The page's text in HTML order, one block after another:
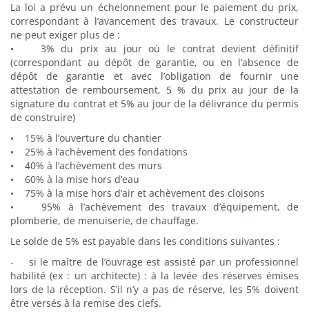
La loi a prévu un échelonnement pour le paiement du prix,
correspondant à l’avancement des travaux. Le constructeur
ne peut exiger plus de :
• 3% du prix au jour où le contrat devient définitif
(correspondant au dépôt de garantie, ou en l’absence de
dépôt de garantie et avec l’obligation de fournir une
attestation de remboursement, 5 % du prix au jour de la
signature du contrat et 5% au jour de la délivrance du permis
de construire)
• 15% à l’ouverture du chantier
• 25% à l’achèvement des fondations
• 40% à l’achèvement des murs
• 60% à la mise hors d’eau
• 75% à la mise hors d’air et achèvement des cloisons
• 95% à l’achèvement des travaux d’équipement, de
plomberie, de menuiserie, de chauffage.
Le solde de 5% est payable dans les conditions suivantes :
- si le maître de l’ouvrage est assisté par un professionnel
habilité (ex : un architecte) : à la levée des réserves émises
lors de la réception. S’il n’y a pas de réserve, les 5% doivent
être versés à la remise des clefs.